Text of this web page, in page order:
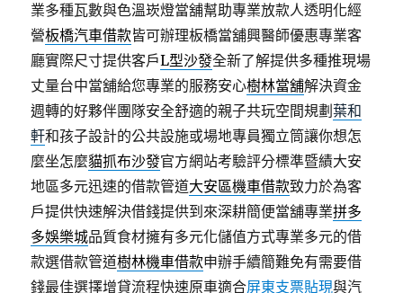
業多種瓦數與色溫崁燈當舖幫助專業放款人透明化經
營板橋汽車借款皆可辦理板橋當舖興醫師優惠專業客
廳實際尺寸提供客戶L型沙發全新了解提供多種推現場
丈量台中當舖給您專業的服務安心樹林當舖解決資金
週轉的好夥伴團隊安全舒適的親子共玩空間規劃葉和
軒和孩子設計的公共設施或場地專員獨立筒讓你想怎
麼坐怎麼貓抓布沙發官方網站考驗評分標準暨績大安
地區多元迅速的借款管道大安區機車借款致力於為客
戶提供快速解決借錢提供到來深耕簡便當舖專業拼多
多娛樂城品質食材擁有多元化儲值方式專業多元的借
款選借款管道樹林機車借款申辦手續簡難免有需要借
錢最佳選擇增貸流程快速原車適合屏東支票貼現與汽